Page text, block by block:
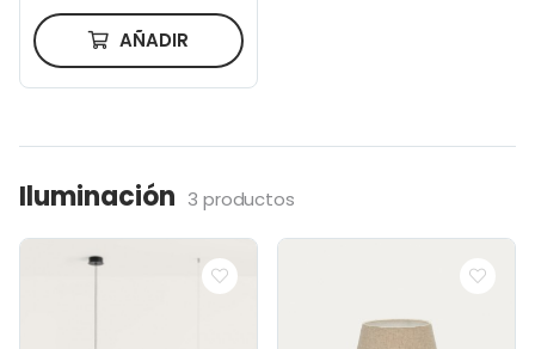
AÑADIR
Iluminación 3 productos